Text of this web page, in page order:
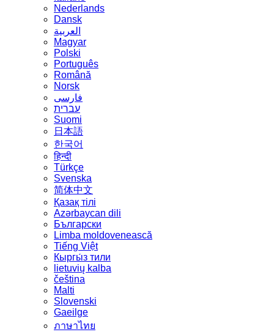
Nederlands
Dansk
العربية
Magyar
Polski
Português
Română
Norsk
فارسی
עברית
Suomi
日本語
한국어
हिन्दी
Türkçe
Svenska
简体中文
Қазақ тілі
Azərbaycan dili
Български
Limba moldovenească
Tiếng Việt
Кыргы́з тили
lietuvių kalba
čeština
Malti
Slovenski
Gaeilge
ภาษาไทย